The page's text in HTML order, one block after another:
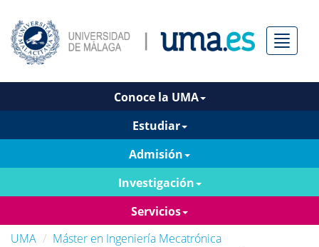
Menú
Conoce la UMA
Estudiar
Admisión
Investigación
Servicios
UMA
Máster en Ingeniería Mecatrónica